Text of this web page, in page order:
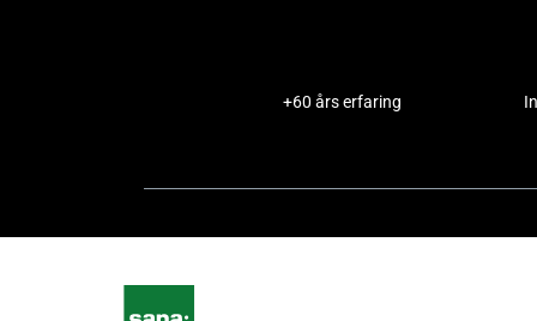
+60 års erfaring